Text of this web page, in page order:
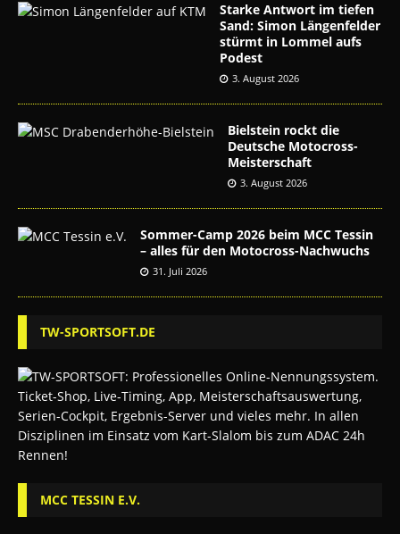
Starke Antwort im tiefen
Sand: Simon Längenfelder
stürmt in Lommel aufs
Podest
3. August 2026
Bielstein rockt die
Deutsche Motocross-
Meisterschaft
3. August 2026
Sommer-Camp 2026 beim MCC Tessin
– alles für den Motocross-Nachwuchs
31. Juli 2026
TW-SPORTSOFT.DE
MCC TESSIN E.V.